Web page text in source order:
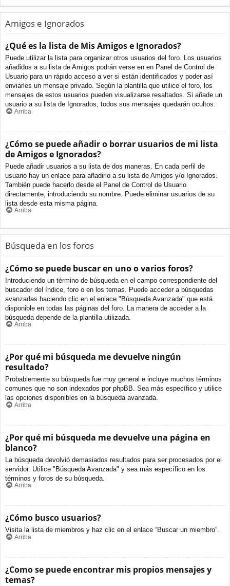
Amigos e Ignorados
¿Qué es la lista de Mis Amigos e Ignorados?
Puede utilizar la lista para organizar otros usuarios del foro. Los usuarios
añadidos a su lista de Amigos podrán verse en en Panel de Control de
Usuario para un rápido acceso a ver si están identificados y poder así
enviarles un mensaje privado. Según la plantilla que utilice el foro, los
mensajes de estos usuarios pueden visualizarse resaltados. Si añade un
usuario a su lista de Ignorados, todos sus mensajes quedarán ocultos.
Arriba
¿Cómo se puede añadir o borrar usuarios de mi lista
de Amigos e Ignorados?
Puede añadir usuarios a su lista de dos maneras. En cada perfil de
usuario hay un enlace para añadirlo a su lista de Amigos y/o Ignorados.
También puede hacerlo desde el Panel de Control de Usuario
directamente, introduciendo su nombre. Puede eliminar usuarios de su
lista desde esta misma página.
Arriba
Búsqueda en los foros
¿Cómo se puede buscar en uno o varios foros?
Introduciendo un término de búsqueda en el campo correspondiente del
buscador del índice, foro o en los temas. Puede acceder a búsquedas
avanzadas haciendo clic en el enlace "Búsqueda Avanzada" que está
disponible en todas las páginas del foro. La manera de acceder a la
búsqueda depende de la plantilla utilizada.
Arriba
¿Por qué mi búsqueda me devuelve ningún
resultado?
Probablemente su búsqueda fue muy general e incluye muchos términos
comunes que no son indexados por phpBB. Sea más específico y utilice
las opciones disponibles en la búsqueda avanzada.
Arriba
¿Por qué mi búsqueda me devuelve una página en
blanco?
La búsqueda devolvió demasiados resultados para ser procesados por el
servidor. Utilice "Búsqueda Avanzada" y sea más específico en los
términos y foros de su búsqueda.
Arriba
¿Cómo busco usuarios?
Visita la lista de miembros y haz clic en el enlace “Buscar un miembro”.
Arriba
¿Como se puede encontrar mis propios mensajes y
temas?